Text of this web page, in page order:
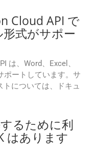
Cloud API で
式がサポー
は、Word、Excel、
ポートしています。サ
については、ドキュ
るために利
はあります